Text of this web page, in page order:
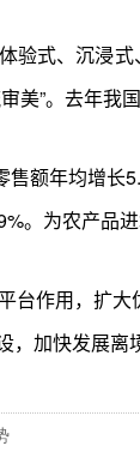
验式、沉浸
美”。去年我
额年均增
。为农产品
作用，扩
加快发展离